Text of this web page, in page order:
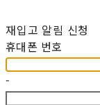
재입고 알림 신청
휴대폰 번호
-